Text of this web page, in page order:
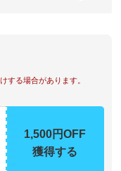
する場合があります。
1,500円OFF
獲得する